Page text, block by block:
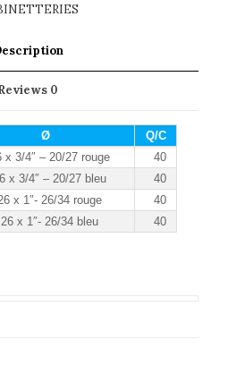
0
Ø
Q/C
x 3/4″ – 20/27 rouge
40
x 3/4″ – 20/27 bleu
40
x 1″- 26/34 rouge
40
26 x 1″- 26/34 bleu 40